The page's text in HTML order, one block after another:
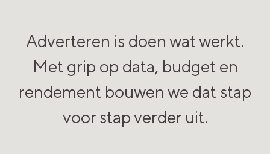
Adverteren is doen wat werkt.
Met grip op data, budget en
rendement bouwen we dat stap
voor stap verder uit.